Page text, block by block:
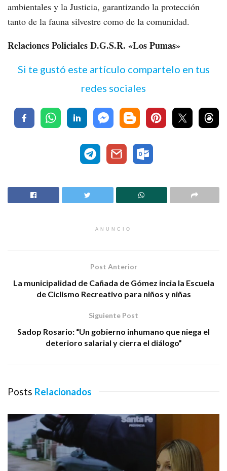
ambientales y la Justicia, garantizando la protección
tanto de la fauna silvestre como de la comunidad.
Relaciones Policiales D.G.S.R. «Los Pumas»
Si te gustó este artículo compartelo en tus
redes sociales
ANUNCIO
Post Anterior
La municipalidad de Cañada de Gómez incia la Escuela
de Ciclismo Recreativo para niños y niñas
Siguiente Post
Sadop Rosario: “Un gobierno inhumano que niega el
deterioro salarial y cierra el diálogo”
Posts Relacionados